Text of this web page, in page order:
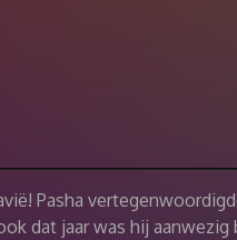
Pasha
dat jaar was hij aanwezig